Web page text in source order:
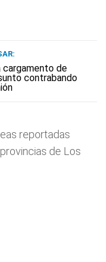
de
contrabando
reportadas
de Los